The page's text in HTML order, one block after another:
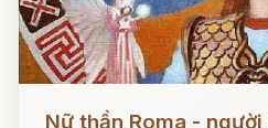
Nữ thần Roma -